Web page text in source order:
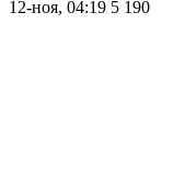
12-ноя, 04:19 5 190